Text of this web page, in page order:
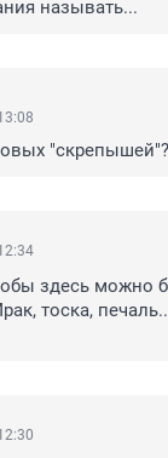
называть...
"скрепышей"?
здесь можно
тоска,